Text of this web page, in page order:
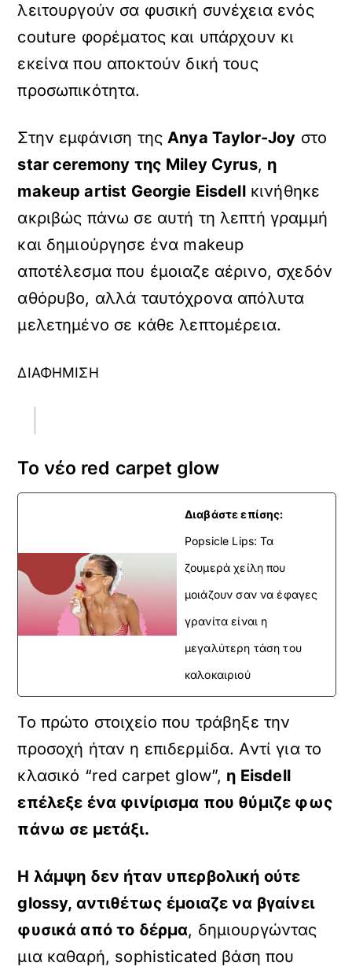
λειτουργούν σα φυσική συνέχεια ενός
couture φορέματος και υπάρχουν κι
εκείνα που αποκτούν δική τους
προσωπικότητα.
Στην εμφάνιση τηςAnya Taylor-Joy στο
star ceremony της Miley Cyrus, η
makeupartist Georgie Eisdellκινήθηκε
ακριβώς πάνω σε αυτή τη λεπτή γραμμή
και δημιούργησε ένα makeup
αποτέλεσμα που έμοιαζε αέρινο, σχεδόν
αθόρυβο, αλλά ταυτόχρονα απόλυτα
μελετημένο σε κάθε λεπτομέρεια.
ΔΙΑΦΗΜΙΣΗ
Το νέο red carpet glow
Διαβάστε επίσης:
Popsicle Lips: Τα
ζουμερά χείλη που
μοιάζουν σαν να έφαγες
γρανίτα είναι η
μεγαλύτερη τάση του
καλοκαιριού
Το πρώτο στοιχείο που τράβηξε την
προσοχή ήταν η επιδερμίδα. Αντί για το
κλασικό “red carpet glow”, η Eisdell
επέλεξε ένα φινίρισμα που θύμιζε φως
πάνω σε μετάξι.
Η λάμψη δεν ήταν υπερβολική ούτε
glossy, αντιθέτως έμοιαζε να βγαίνει
φυσικά από το δέρμα, δημιουργώντας
μια καθαρή, sophisticated βάση που